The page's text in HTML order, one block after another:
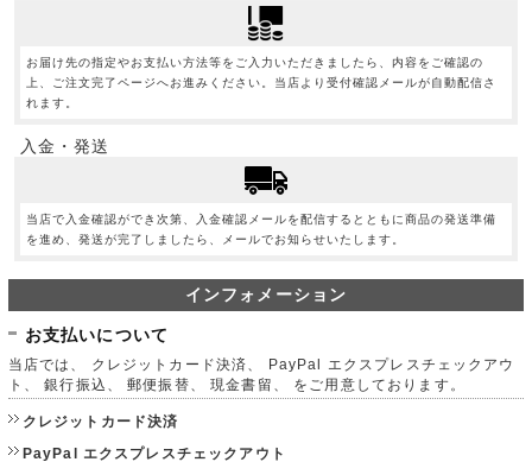
お届け先の指定やお支払い方法等をご入力いただきましたら、内容をご確認の
上、ご注文完了ページへお進みください。当店より受付確認メールが自動配信さ
れます。
入金・発送
当店で入金確認ができ次第、入金確認メールを配信するとともに商品の発送準備
を進め、発送が完了しましたら、メールでお知らせいたします。
インフォメーション
お支払いについて
当店では、 クレジットカード決済、 PayPal エクスプレスチェックアウ
ト、 銀行振込、 郵便振替、 現金書留、 をご用意しております。
クレジットカード決済
PayPal エクスプレスチェックアウト